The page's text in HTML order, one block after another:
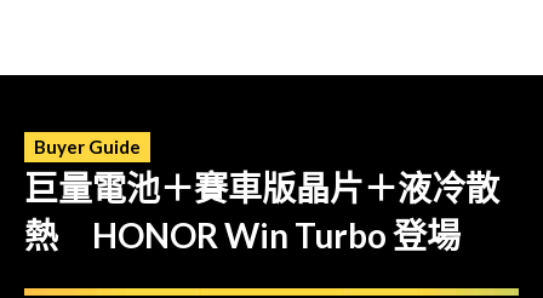
Buyer Guide
巨量電池＋賽車版晶片＋液冷散
熱 HONOR Win Turbo 登場